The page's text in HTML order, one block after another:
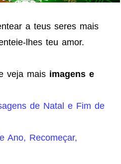
a teus seres mais
lhes teu amor.
veja mais imagens e
de Natal e Fim de
Ano, Recomeçar,